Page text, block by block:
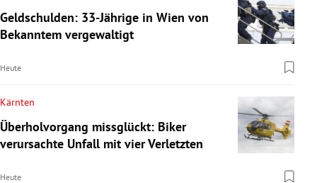
Geldschulden: 33-Jährige in Wien von
Bekanntem vergewaltigt
Heute
Kärnten
Überholvorgang missglückt: Biker
verursachte Unfall mit vier Verletzten
Heute